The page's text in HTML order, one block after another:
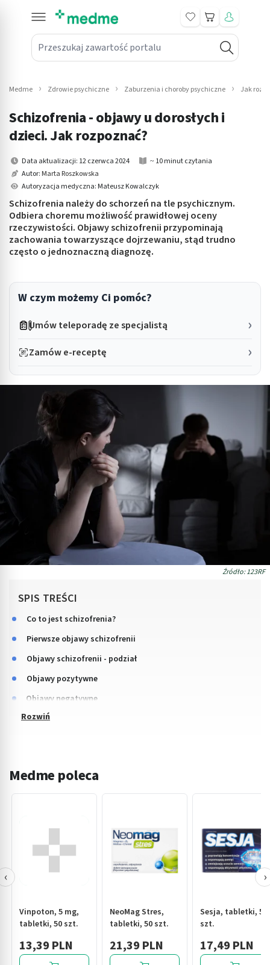
Przeszukaj zawartość portalu
Koszyk
submenu: Leki na receptę
submenu: Mama i dziecko
submenu: Kosmetyki
submenu: Higiena
submenu: Sprzęt medyczny
submenu: Intymne
Medme Zdrowie psychiczne Zaburzenia i choroby psychiczne Jak
Schizofrenia - objawy u dorosłych i
dzieci. Jak rozpoznać?
Data aktualizacji: 12 czerwca 2024
~ 10 minut czytania
Autor: Marta Roszkowska
Autoryzacja medyczna: Mateusz Kowalczyk
Schizofrenia należy do schorzeń na tle psychicznym.
Odbiera choremu możliwość prawidłowej oceny
rzeczywistości. Objawy schizofrenii przypominają
zachowania towarzyszące dojrzewaniu, stąd trudno
często o jednoznaczną diagnozę.
W czym możemy Ci pomóc?
Umów teleporadę ze specjalistą
Zamów e-receptę
Źródło: 123RF
SPIS TREŚCI
Co to jest schizofrenia?
Pierwsze objawy schizofrenii
Objawy schizofrenii - podział
Objawy pozytywne
Objawy negatywne
Medme poleca
Vinpoton, 5 mg,
tabletki, 50 szt.
13,39 PLN
NeoMag Stres,
tabletki, 50 szt.
21,39 PLN
Sesja, tabletki, 50
szt.
17,49 PLN
‹ ›